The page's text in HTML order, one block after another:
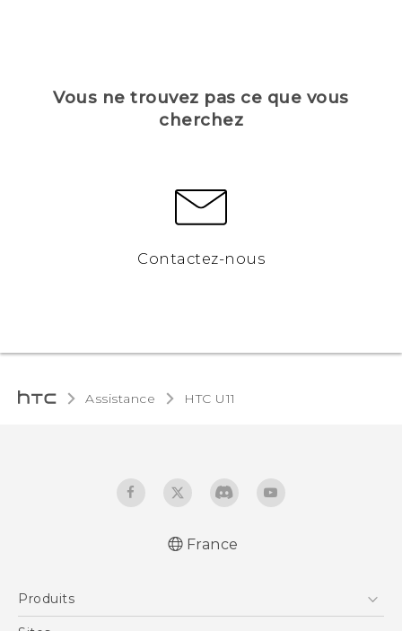
Vous ne trouvez pas ce que vous
cherchez
Contactez-nous
Assistance HTC U11‎
France
Produits